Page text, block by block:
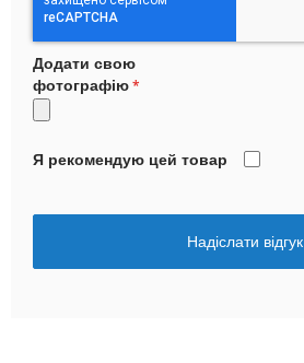
Додати свою
фотографію
Я рекомендую цей товар
Надіслати відгук